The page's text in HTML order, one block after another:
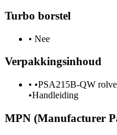
Turbo borstel
• Nee
Verpakkingsinhoud
• •PSA215B-QW
•Handleiding
MPN (Manufacturer